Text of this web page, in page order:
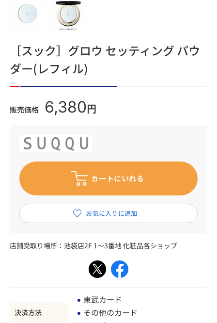
［スック］グロウ セッティング パウ
ダー(レフィル)
販売価格 6,380 円
店舗受取り場所： 池袋店2F 1～3番地 化粧品各ショップ
決済方法
東武カード
その他のカード